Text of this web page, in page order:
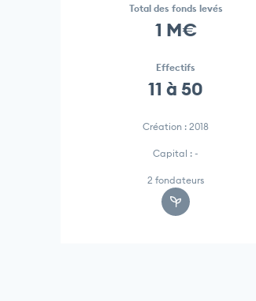
Total des fonds levés
1 M€
Effectifs
11 à 50
Création : 2018
Capital : -
2 fondateurs